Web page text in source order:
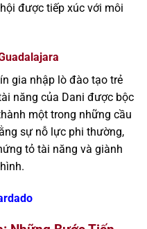
được tiếp xúc với môi
gia nhập lò đào tạo trẻ
năng của Dani được bộc
một trong những cầu
sự nỗ lực phi thường,
tỏ tài năng và giành